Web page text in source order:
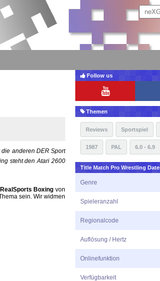
anderen DER Sport
steht den Atari 2600
RealSports Boxing von
sein. Wir widmen
Follow us
Themen
Reviews Sportspiel
1987 PAL 6.0 - 6.9
Title Match Pro Wrestling
Genre
Spieleranzahl
Regionalcode
Auflösung / Hertz
Onlinefunktion
Verfügbarkeit